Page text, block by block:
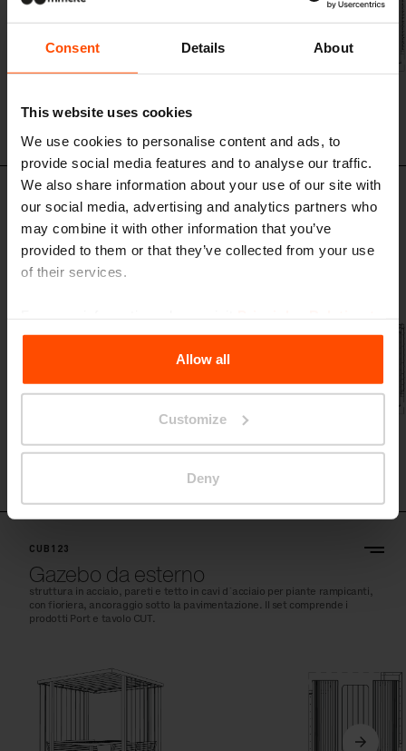
Consent Details About
This website uses cookies
We use cookies to personalise content and ads, to
provide social media features and to analyse our traffic.
We also share information about your use of our site with
our social media, advertising and analytics partners who
may combine it with other information that you’ve
provided to them or that they’ve collected from your use
of their services.
the Processing Personal Data.
Allow all
Customize
Deny
CUB122
Gazebo da esterno
struttura in acciaio, pareti in veneziana di legno, tetto in strato di
vegetazione, ancoraggio sotto la pavimentazione. Il set comprende i
prodotti Port e tavolo CUT.
CUB123
Gazebo da esterno
struttura in acciaio, pareti e tetto in cavi d´acciaio per piante rampicanti,
con fioriera, ancoraggio sotto la pavimentazione. Il set comprende i
prodotti Port e tavolo CUT.